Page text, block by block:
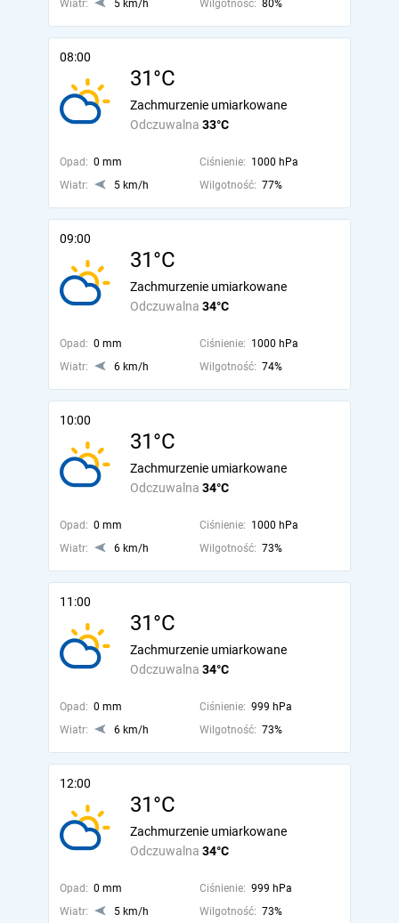
Wiatr: 5 km/h Wilgotność: 80%
08:00
31°C
Odczuwalna 33°C
Zachmurzenie umiarkowane
Opad: 0 mm Ciśnienie: 1000 hPa
Wiatr:
5 km/h Wilgotność: 77%
09:00
31°C
Odczuwalna 34°C
Zachmurzenie umiarkowane
Opad: 0 mm Ciśnienie: 1000 hPa
Wiatr:
6 km/h Wilgotność: 74%
10:00
31°C
Odczuwalna 34°C
Zachmurzenie umiarkowane
Opad: 0 mm Ciśnienie: 1000 hPa
Wiatr:
6 km/h Wilgotność: 73%
11:00
31°C
Odczuwalna 34°C
Zachmurzenie umiarkowane
Opad: 0 mm Ciśnienie: 999 hPa
Wiatr:
6 km/h Wilgotność: 73%
12:00
31°C
Odczuwalna 34°C
Zachmurzenie umiarkowane
Opad: 0 mm Ciśnienie: 999 hPa
Wiatr:
5 km/h Wilgotność: 73%